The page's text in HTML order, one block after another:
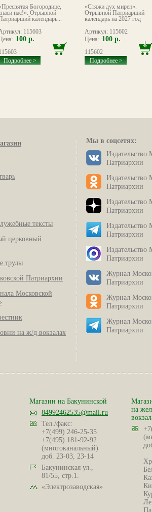
Богородице,
нас!». Отрывной
календарь...
115603
100 р.
Подробнее >
«Стяжи дух мирен».
Отрывной Патриарший
календарь на 2027 год
Артикул: 115602
Цена: 100 р.
115602
Подробнее >
тексты
церковный
труды
Патриархии
Московской
на ж/д вокзалах
Мы в соцсетях:
Издательство
Патриархии
Издательство
Патриархии
Издательство
Патриархии
Издательство
Патриархии
Издательство
Патриархии
Журнал
Патриархии
Журнал
Патриархии
Журнал
Патриархии
Магазин на Бакунинской
84992462535@mail.ru
Тел./факс:
+7(499) 246-25-35
+7(495) 181-92-92
(многоканальный)
доб. 23-03, 23-14
Бакунинская ул.,
81/55, стр.1.
«Электрозаводская»
на